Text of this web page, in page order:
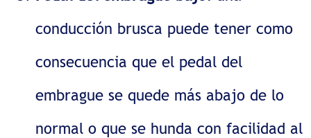
conducción brusca puede tener como
consecuencia que el pedal del
embrague se quede más abajo de lo
normal o que se hunda con facilidad al